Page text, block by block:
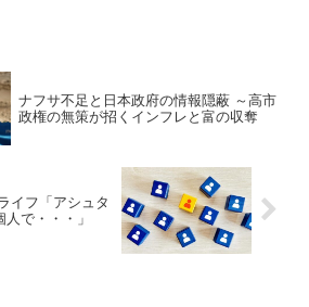
ナフサ不足と日本政府の情報隠蔽 ～高市
政権の無策が招くインフレと富の収奪
イフ「アシュタ
で・・・」